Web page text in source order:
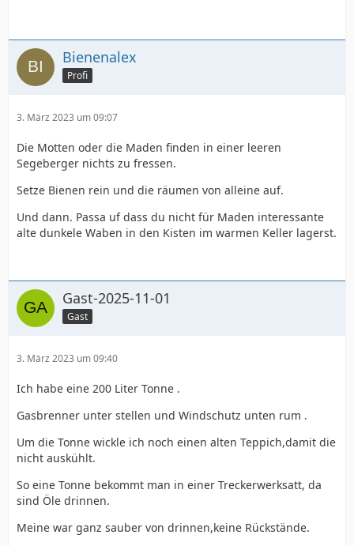
Bienenalex
Profi
3. März 2023 um 09:07
Die Motten oder die Maden finden in einer leeren
Segeberger nichts zu fressen.
Setze Bienen rein und die räumen von alleine auf.
Und dann. Passa uf dass du nicht für Maden interessante
alte dunkele Waben in den Kisten im warmen Keller lagerst.
Gast-2025-11-01
Gast
3. März 2023 um 09:40
Ich habe eine 200 Liter Tonne .
Gasbrenner unter stellen und Windschutz unten rum .
Um die Tonne wickle ich noch einen alten Teppich,damit die
nicht auskühlt.
So eine Tonne bekommt man in einer Treckerwerksatt, da
sind Öle drinnen.
Meine war ganz sauber von drinnen,keine Rückstände.